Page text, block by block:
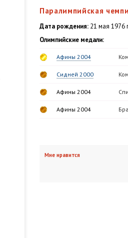
Паралимпийская
Дата рождения: 21 мая 1976
Олимпийские медали:
Афины 2004
Сидней 2000
Афины 2004
Афины 2004
Мне нравится